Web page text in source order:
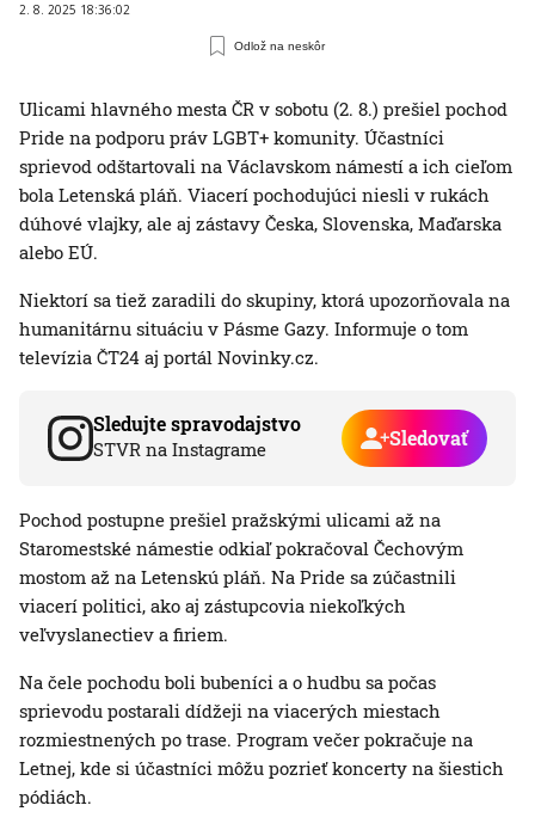
2. 8. 2025 18:36:02
Odlož na neskôr
Ulicami hlavného mesta ČR v sobotu (2. 8.) prešiel pochod
Pride na podporu práv LGBT+ komunity. Účastníci
sprievod odštartovali na Václavskom námestí a ich cieľom
bola Letenská pláň. Viacerí pochodujúci niesli v rukách
dúhové vlajky, ale aj zástavy Česka, Slovenska, Maďarska
alebo EÚ.
Niektorí sa tiež zaradili do skupiny, ktorá upozorňovala na
humanitárnu situáciu v Pásme Gazy. Informuje o tom
televízia ČT24 aj portál Novinky.cz.
Sledujte spravodajstvo
STVR na Instagrame Sledovať
Pochod postupne prešiel pražskými ulicami až na
Staromestské námestie odkiaľ pokračoval Čechovým
mostom až na Letenskú pláň. Na Pride sa zúčastnili
viacerí politici, ako aj zástupcovia niekoľkých
veľvyslanectiev a firiem.
Na čele pochodu boli bubeníci a o hudbu sa počas
sprievodu postarali dídžeji na viacerých miestach
rozmiestnených po trase. Program večer pokračuje na
Letnej, kde si účastníci môžu pozrieť koncerty na šiestich
pódiách.